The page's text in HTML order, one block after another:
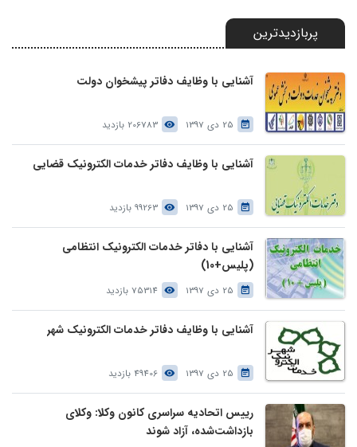
پربازدیدترین
آشنایی با وظایف دفاتر پیشخوان دولت
25 دی 1397 206783 بازدید
آشنایی با وظایف دفاتر خدمات الکترونیک قضایی
25 دی 1397 99263 بازدید
آشنایی با دفاتر خدمات الکترونیک انتظامی
(پلیس+10)
25 دی 1397 75314 بازدید
آشنایی با وظایف دفاتر خدمات الکترونیک شهر
25 دی 1397 49406 بازدید
رییس اتحادیه سراسری کانون وکلا: وکلای
بازداشت‌شده، آزاد شوند